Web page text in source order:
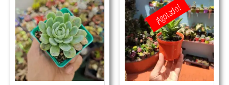
¡Agotado!